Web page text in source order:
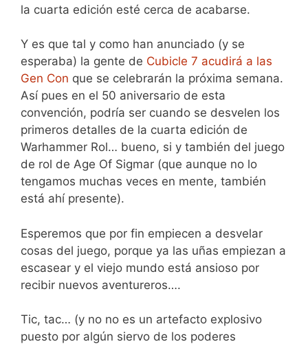
la cuarta edición esté cerca de acabarse.
Y es que tal y como han anunciado (y se
esperaba) la gente de Cubicle 7 acudirá a las
Gen Con que se celebrarán la próxima semana.
Así pues en el 50 aniversario de esta
convención, podría ser cuando se desvelen los
primeros detalles de la cuarta edición de
Warhammer Rol… bueno, si y también del juego
de rol de Age Of Sigmar (que aunque no lo
tengamos muchas veces en mente, también
está ahí presente).
Esperemos que por fin empiecen a desvelar
cosas del juego, porque ya las uñas empiezan a
escasear y el viejo mundo está ansioso por
recibir nuevos aventureros….
Tic, tac… (y no no es un artefacto explosivo
puesto por algún siervo de los poderes